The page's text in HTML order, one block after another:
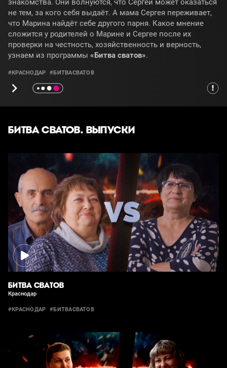
знакомства. Они волнуются, что Сергей может оказаться
не тем, за кого себя выдаёт. А мама Сергея переживает,
что Марина найдёт себе другого парня. Какое мнение
сложится у родителей о Марине и Сергее после их
проверки на честность, хозяйственность и верность,
узнаем из программы «Битва сватов».
#КРАСНОДАР #БИТВАСВАТОВ
БИТВА СВАТОВ. ВЫПУСКИ
БИТВА СВАТОВ
Краснодар
#КРАСНОДАР #БИТВАСВАТОВ